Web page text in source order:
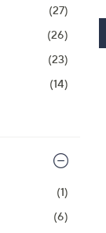
(27)
(26)
(23)
(14)
(1)
(6)